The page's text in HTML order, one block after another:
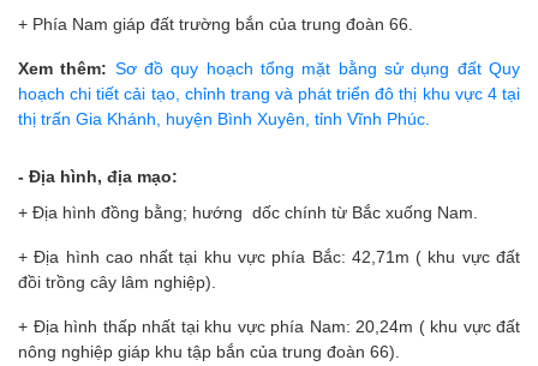
+ Phía Nam giáp đất trường bắn của trung đoàn 66.
Xem thêm: Sơ đồ quy hoạch tổng mặt bằng sử dụng đất Quy
hoạch chi tiết cải tạo, chỉnh trang và phát triển đô thị khu vực 4 tại
thị trấn Gia Khánh, huyện Bình Xuyên, tỉnh Vĩnh Phúc.
- Địa hình, địa mạo:
+ Địa hình đồng bằng; hướng dốc chính từ Bắc xuống Nam.
+ Địa hình cao nhất tại khu vực phía Bắc: 42,71m ( khu vực đất
đồi trồng cây lâm nghiệp).
+ Địa hình thấp nhất tại khu vực phía Nam: 20,24m ( khu vực đất
nông nghiệp giáp khu tập bắn của trung đoàn 66).